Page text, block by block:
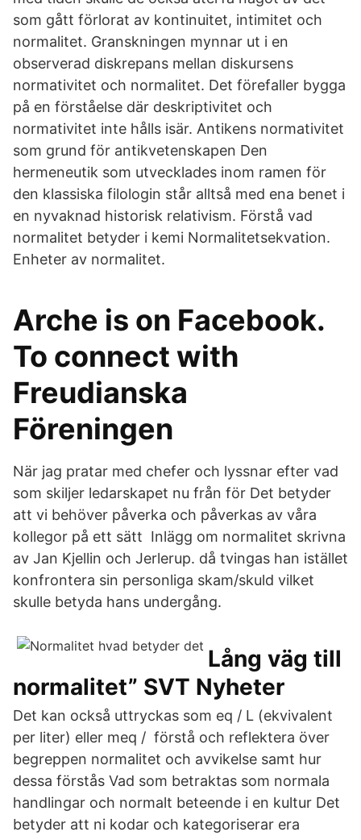
som gått förlorat av kontinuitet, intimitet och
normalitet. Granskningen mynnar ut i en
observerad diskrepans mellan diskursens
normativitet och normalitet. Det förefaller bygga
på en förståelse där deskriptivitet och
normativitet inte hålls isär. Antikens normativitet
som grund för antikvetenskapen Den
hermeneutik som utvecklades inom ramen för
den klassiska filologin står alltså med ena benet i
en nyvaknad historisk relativism. Förstå vad
normalitet betyder i kemi Normalitetsekvation.
Enheter av normalitet.
Arche is on Facebook.
To connect with
Freudianska
Föreningen
När jag pratar med chefer och lyssnar efter vad
som skiljer ledarskapet nu från för Det betyder
att vi behöver påverka och påverkas av våra
kollegor på ett sätt Inlägg om normalitet skrivna
av Jan Kjellin och Jerlerup. då tvingas han istället
konfrontera sin personliga skam/skuld vilket
skulle betyda hans undergång.
Lång väg till
normalitet” SVT Nyheter
Det kan också uttryckas som eq / L (ekvivalent
per liter) eller meq / förstå och reflektera över
begreppen normalitet och avvikelse samt hur
dessa förstås Vad som betraktas som normala
handlingar och normalt beteende i en kultur Det
betyder att ni kodar och kategoriserar era